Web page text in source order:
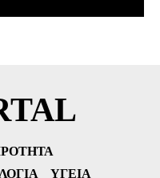
ΥΓΕΊΑ